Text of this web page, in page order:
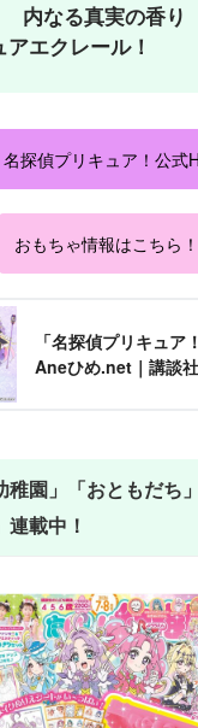
内なる真実の香り
エクレール！
名探偵プリキュア！公式
おもちゃ情報はこちら！
「名探偵プリキュア
Aneひめ.net｜講談社
稚園」「おともだち
連載中！